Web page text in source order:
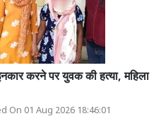
करने पर युवक की हत्या, महिला
On 01 Aug 2026 18:46:01